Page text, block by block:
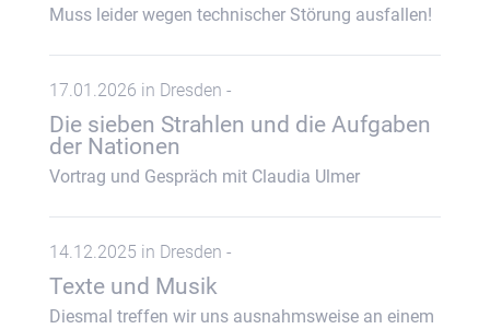
Muss leider wegen technischer Störung ausfallen!
17.01.2026 in Dresden -
Die sieben Strahlen und die Aufgaben
der Nationen
Vortrag und Gespräch mit Claudia Ulmer
14.12.2025 in Dresden -
Texte und Musik
Diesmal treffen wir uns ausnahmsweise an einem